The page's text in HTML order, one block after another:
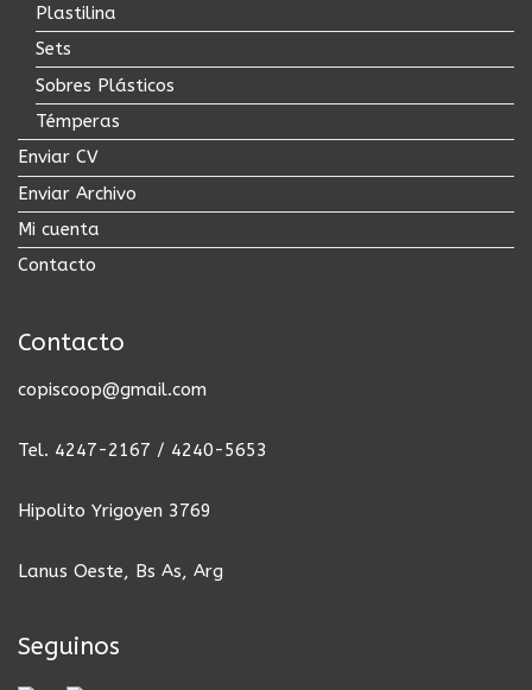
Plastilina
Sets
Sobres Plásticos
Témperas
Enviar CV
Enviar Archivo
Mi cuenta
Contacto
Contacto
copiscoop@gmail.com
Tel. 4247-2167 / 4240-5653
Hipolito Yrigoyen 3769
Lanus Oeste, Bs As, Arg
Seguinos